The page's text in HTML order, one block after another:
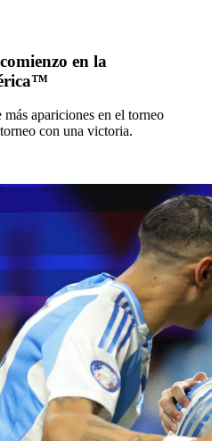
en la
apariciones en el torneo
con una victoria.